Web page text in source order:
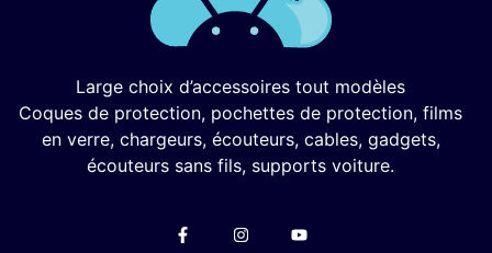
Large choix d’accessoires tout modèles
Coques de protection, pochettes de protection, films
en verre, chargeurs, écouteurs, cables, gadgets,
écouteurs sans fils, supports voiture.